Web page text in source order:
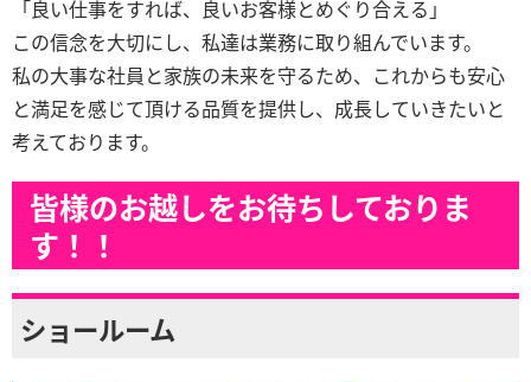
「良い仕事をすれば、良いお客様とめぐり合える」
この信念を大切にし、私達は業務に取り組んでいます。
私の大事な社員と家族の未来を守るため、これからも安心
と満足を感じて頂ける品質を提供し、成長していきたいと
考えております。
皆様のお越しをお待ちしておりま
す！！
ショールーム